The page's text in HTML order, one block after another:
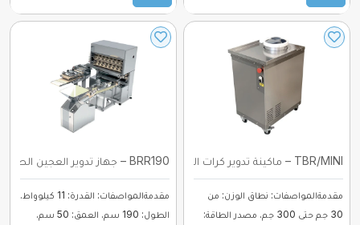
TBR/MINI – ماكينة تدوير كرات البيتزا (مي ...
مقدمةالمواصفات: نطاق الوزن: من
30 جم حتى 300 جم. مصدر الطاقة:
BRR190 – جهاز تدوير العجين الطري بالحزام ...
مقدمةالمواصفات: القدرة: 11 كيلوواط.
الطول: 190 سم. العمق: 50 سم.